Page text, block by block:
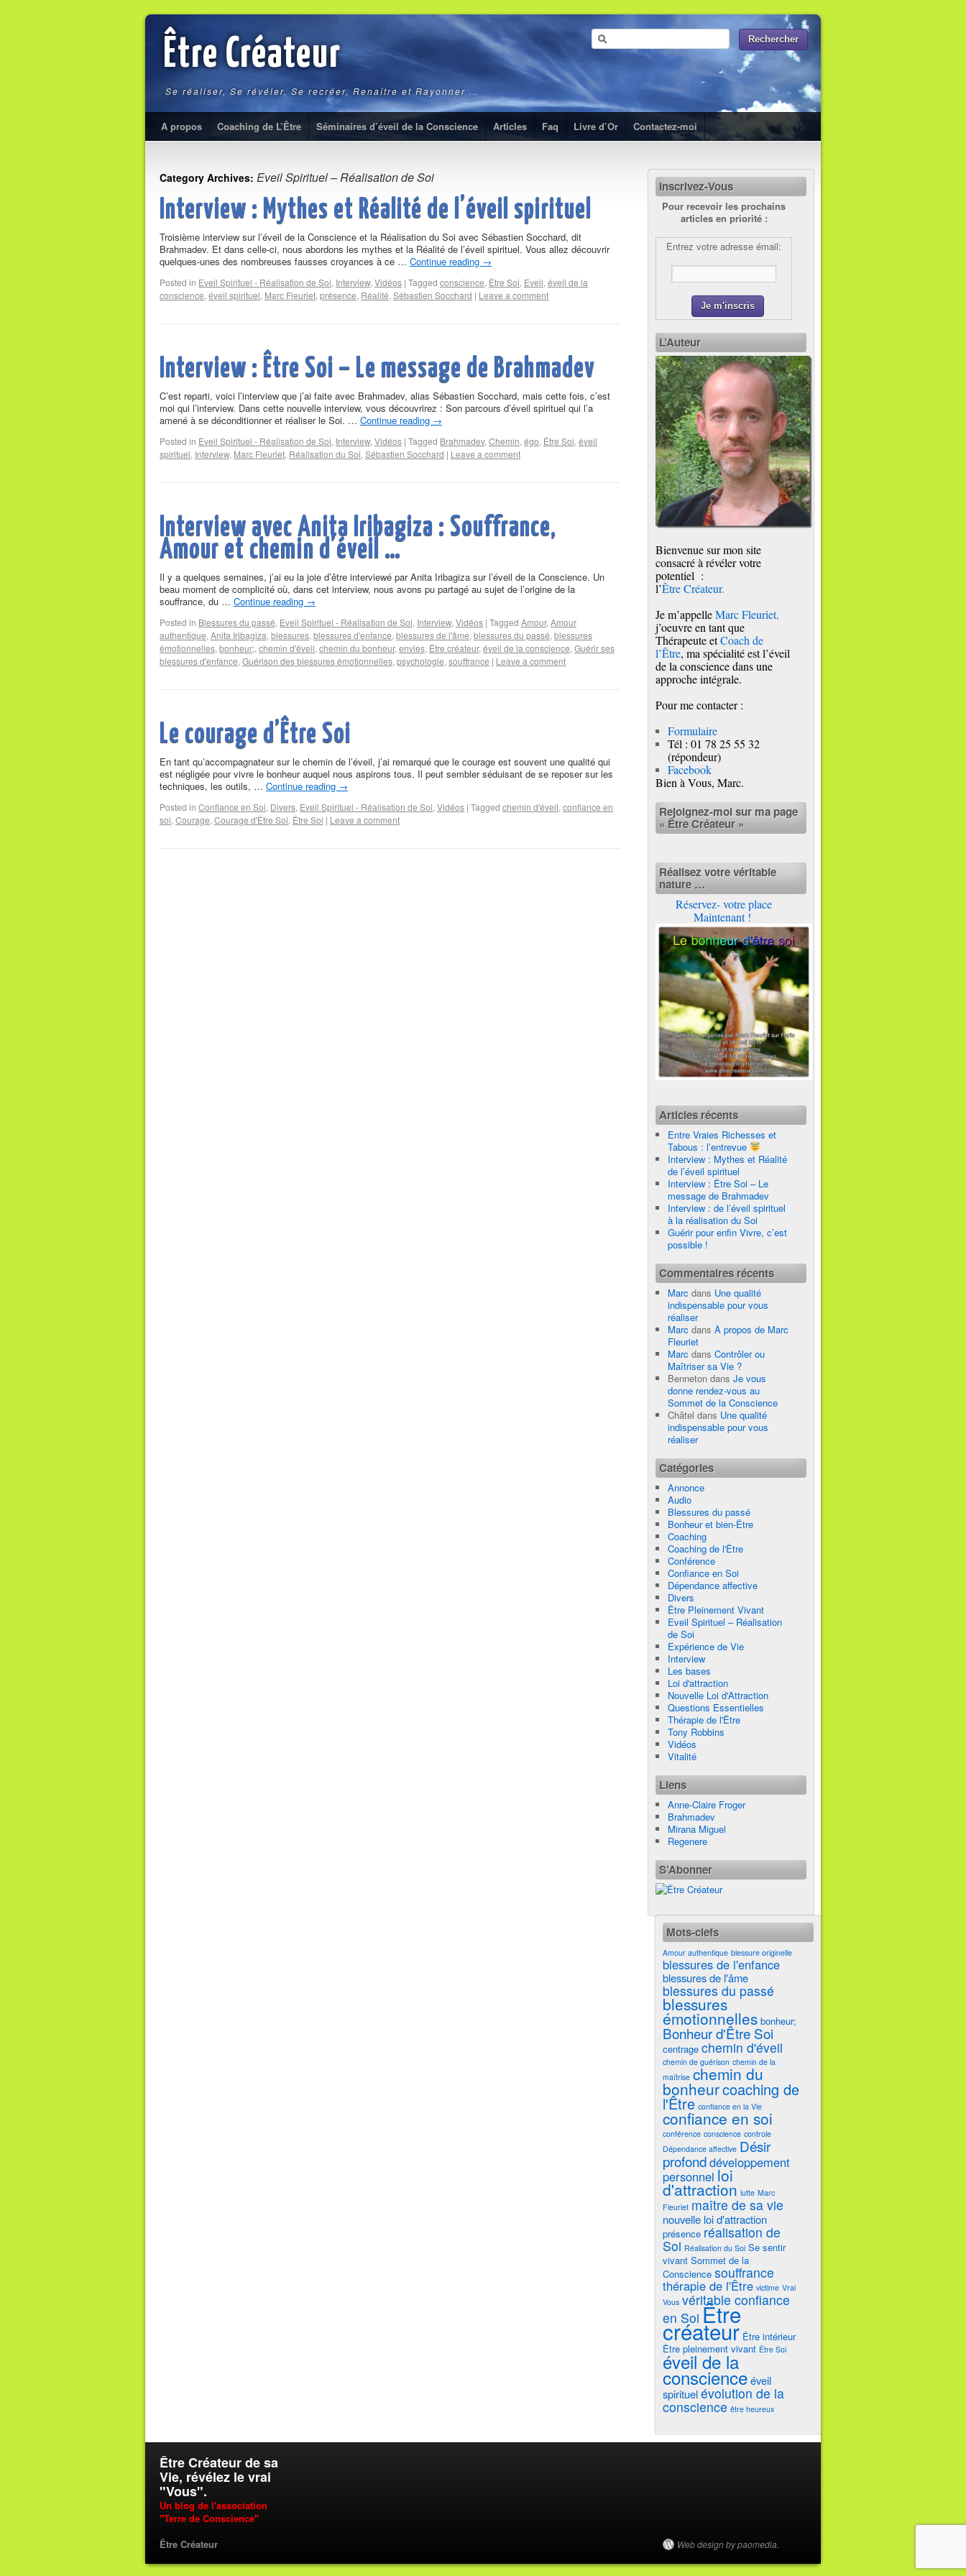
Être Créateur
Se réaliser, Se révéler, Se recréer, Renaître et Rayonner …
A propos Coaching de L’Être Séminaires d’éveil de la Conscience Articles Faq Livre d’Or Contactez-moi
Category Archives: Eveil Spirituel – Réalisation de Soi
Interview : Mythes et Réalité de l’éveil spirituel
Troisième interview sur l’éveil de la Conscience et la Réalisation du Soi avec Sébastien Socchard, dit
Brahmadev. Et dans celle-ci, nous abordons les mythes et la Réalité de l’éveil spirituel. Vous allez découvrir
quelques-unes des nombreuses fausses croyances à ce … Continue reading →
Posted in Eveil Spirituel - Réalisation de Soi, Interview, Vidéos | Tagged conscience, Être Soi, Eveil, éveil de la
conscience, éveil spirituel, Marc Fleuriet, présence, Réalité, Sébastien Socchard | Leave a comment
Interview : Être Soi – Le message de Brahmadev
C’est reparti, voici l’interview que j’ai faite avec Brahmadev, alias Sébastien Socchard, mais cette fois, c’est
moi qui l’interview. Dans cette nouvelle interview, vous découvrirez : Son parcours d’éveil spirituel qui l’a
amené à se déconditionner et réaliser le Soi. … Continue reading →
Posted in Eveil Spirituel - Réalisation de Soi, Interview, Vidéos | Tagged Brahmadev, Chemin, égo, Être Soi, éveil
spirituel, Interview, Marc Fleuriet, Réalisation du Soi, Sébastien Socchard | Leave a comment
Interview avec Anita Iribagiza : Souffrance,
Amour et chemin d’éveil …
Il y a quelques semaines, j’ai eu la joie d’être interviewé par Anita Iribagiza sur l’éveil de la Conscience. Un
beau moment de complicité où, dans cet interview, nous avons pu partagé au sujet de l’origine de la
souffrance, du … Continue reading →
Posted in Blessures du passé, Eveil Spirituel - Réalisation de Soi, Interview, Vidéos | Tagged Amour, Amour
authentique, Anita Iribagiza, blessures, blessures d'enfance, blessures de l'âme, blessures du passé, blessures
émotionnelles, bonheur;, chemin d'éveil, chemin du bonheur, envies, Être créateur, éveil de la conscience, Guérir ses
blessures d'enfance, Guérison des blessures émotionnelles, psychologie, souffrance | Leave a comment
Le courage d’Être Soi
En tant qu’accompagnateur sur le chemin de l’éveil, j’ai remarqué que le courage est souvent une qualité qui
est négligée pour vivre le bonheur auquel nous aspirons tous. Il peut sembler séduisant de se reposer sur les
techniques, les outils, … Continue reading →
Posted in Confiance en Soi, Divers, Eveil Spirituel - Réalisation de Soi, Vidéos | Tagged chemin d'éveil, confiance en
soi, Courage, Courage d'Être Soi, Être Soi | Leave a comment
Inscrivez-Vous
Pour recevoir les prochains
articles en priorité :
Entrez votre adresse émail:
L’Auteur
Bienvenue sur mon site
consacré à révéler votre
potentiel :
l’Être Créateur.
Je m’appelleMarc Fleuriet,
j’oeuvre en tant que
Thérapeute etCoach de
l’Être, ma spécialité est l’éveil
de la conscience dans une
approche intégrale.
Pour me contacter :
Formulaire
Tél : 01 78 25 55 32
(répondeur)
Facebook
Bien à Vous, Marc.
Rejoignez-moi sur ma page
« Être Créateur »
Réalisez votre véritable
nature …
Réservez- votre place
Maintenant !
Articles récents
Entre Vraies Richesses et
Tabous : l’entrevue
Interview : Mythes et Réalité
de l’éveil spirituel
Interview : Être Soi – Le
message de Brahmadev
Interview : de l’éveil spirituel
à la réalisation du Soi
Guérir pour enfin Vivre, c’est
possible !
Commentaires récents
Marc dans Une qualité
indispensable pour vous
réaliser
Marc dans À propos de Marc
Fleuriet
Marc dans Contrôler ou
Maîtriser sa Vie ?
Bennetondans Je vous
donne rendez-vous au
Sommet de la Conscience
Châtel dans Une qualité
indispensable pour vous
réaliser
Catégories
Annonce
Audio
Blessures du passé
Bonheur et bien-Être
Coaching
Coaching de l'Être
Conférence
Confiance en Soi
Dépendance affective
Divers
Être Pleinement Vivant
Eveil Spirituel – Réalisation
de Soi
Expérience de Vie
Interview
Les bases
Loi d'attraction
Nouvelle Loi d'Attraction
Questions Essentielles
Thérapie de l'Être
Tony Robbins
Vidéos
Vitalité
Liens
Anne-Claire Froger
Brahmadev
Mirana Miguel
Regenere
S’Abonner
Mots-clefs
Amour authentique blessure originelle
blessures de l'enfance
blessures de l'âme
blessures du passé
blessures
émotionnelles bonheur;
Bonheur d'Être Soi
centrage chemin d'éveil
chemin de guérison chemin de la
maîtrise chemin du
bonheurcoaching de
l'Être confiance en la Vie
confiance en soi
conférence conscience controle
Dépendance affective Désir
profonddéveloppement
personnel loi
d'attraction lutte Marc
Fleuriet maître de sa vie
nouvelle loi d'attraction
présence réalisation de
Soi Réalisation du Soi Se sentir
vivant Sommet de la
Conscience souffrance
thérapie de l'Être victime Vrai
Vous véritable confiance
en Soi Être
créateur Être intérieur
Être pleinement vivant Être Soi
éveil de la
conscienceéveil
spirituelévolution de la
conscience être heureux
Être Créateur de sa
Vie, révélez le vrai
"Vous".
Un blog de l'association
"Terre de Conscience"
Être Créateur
Web design by paomedia.